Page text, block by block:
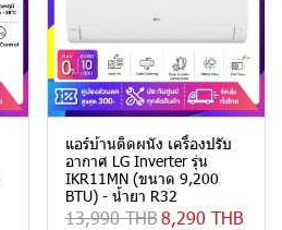
แอร์บ้านติดผนัง เครื่องปรับ
อากาศ LG Inverter รุ่น
IKR11MN (ขนาด 9,200
BTU) - น้ำยา R32
13,990 THB8,290 THB